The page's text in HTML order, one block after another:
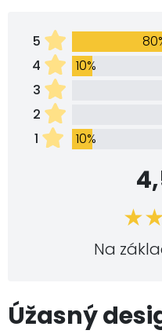
5
4
10%
3
2
1
10%
Na
Úžasný